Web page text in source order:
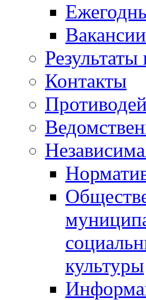
Вакансии
Контакты
культуры